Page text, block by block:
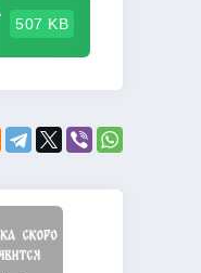
507 KB